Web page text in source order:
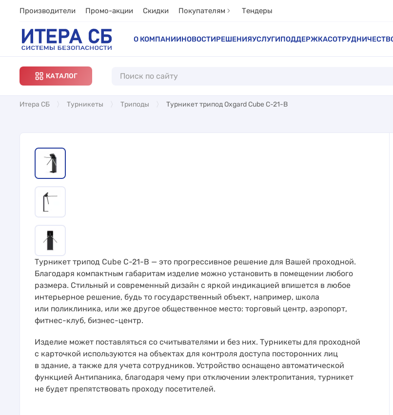
Производители Промо-акции Скидки Покупателям Тендеры
О КОМПАНИИНОВОСТИРЕШЕНИЯУСЛУГИПОДДЕРЖКА
КАТАЛОГ
Итера СБ Турникеты Триподы Турникет трипод Oxgard Cube C-21-B
Турникет трипод Cube C-21-B — это прогрессивное решение для Вашей проходной.
Благодаря компактным габаритам изделие можно установить в помещении любого
размера. Стильный и современный дизайн с яркой индикацией впишется в любое
интерьерное решение, будь то государственный объект, например, школа
или поликлиника, или же другое общественное место: торговый центр, аэропорт,
фитнес-клуб, бизнес-центр.
Изделие может поставляться со считывателями и без них. Турникеты для проходной
с карточкой используются на объектах для контроля доступа посторонних лиц
в здание, а также для учета сотрудников. Устройство оснащено автоматической
функцией Антипаника, благодаря чему при отключении электропитания, турникет
не будет препятствовать проходу посетителей.